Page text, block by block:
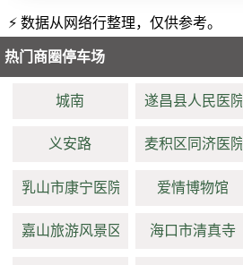
⚡ 数据从网络行整理，仅供参考。
热门商圈停车场
城南 遂昌县人民医院
义安路 麦积区同济医院
乳山市康宁医院 爱情博物馆
嘉山旅游风景区 海口市清真寺